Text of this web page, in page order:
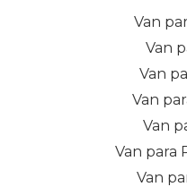
Van
Van
Van
Van
Van
Van para
Van